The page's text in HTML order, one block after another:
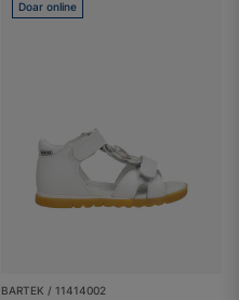
Doar online
BARTEK / 11414002